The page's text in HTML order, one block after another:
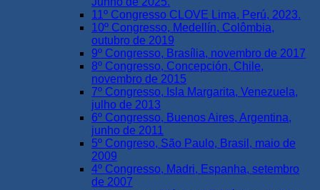
11º Congresso CLOVE Lima, Perú, 2023.
10º Congresso, Medellín, Colômbia,
outubro de 2019
9º Congresso, Brasília, novembro de 2017
8º Congresso, Concepción, Chile,
novembro de 2015
7º Congresso, Isla Margarita, Venezuela,
julho de 2013
6º Congresso, Buenos Aires, Argentina,
junho de 2011
5º Congreso, São Paulo, Brasil, maio de
2009
4º Congresso, Madri, Espanha, setembro
de 2007